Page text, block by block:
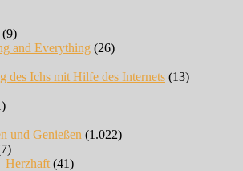
(9)
and Everything (26)
des Ichs mit Hilfe des Internets (13)
und Genießen (1.022)
Herzhaft (41)